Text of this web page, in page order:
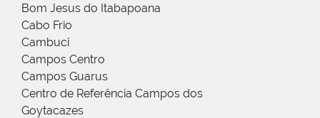
Bom Jesus do Itabapoana
Cabo Frio
Cambuci
Campos Centro
Campos Guarus
Centro de Referência Campos dos
Goytacazes